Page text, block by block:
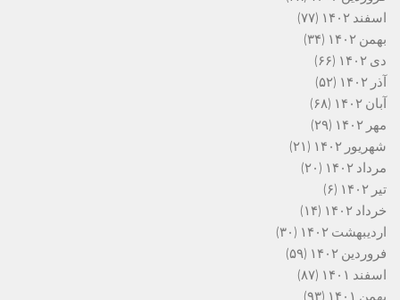
اسفند ۱۴۰۲
(۷۷)
بهمن ۱۴۰۲
(۳۴)
دی ۱۴۰۲
(۶۶)
آذر ۱۴۰۲
(۵۲)
آبان ۱۴۰۲
(۶۸)
مهر ۱۴۰۲
(۲۹)
شهریور ۱۴۰۲
(۲۱)
مرداد ۱۴۰۲
(۲۰)
تیر ۱۴۰۲
(۶)
خرداد ۱۴۰۲
(۱۴)
اردیبهشت ۱۴۰۲
(۳۰)
فروردین ۱۴۰۲
(۵۹)
اسفند ۱۴۰۱
(۸۷)
بهمن ۱۴۰۱
(۹۳)